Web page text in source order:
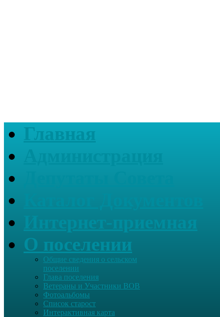
Главная
О поселении
Общие сведения о сельском
поселении
Глава поселения
Ветераны и Участники ВОВ
Фотоальбомы
Список старост
Интерактивная карта